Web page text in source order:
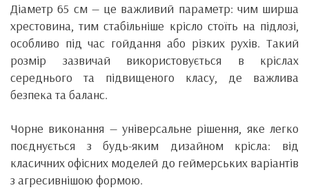
Діаметр 65 см — це важливий параметр: чим ширша
хрестовина, тим стабільніше крісло стоїть на підлозі,
особливо під час гойдання або різких рухів. Такий
розмір зазвичай використовується в кріслах
середнього та підвищеного класу, де важлива
безпека та баланс.
Чорне виконання — універсальне рішення, яке легко
поєднується з будь-яким дизайном крісла: від
класичних офісних моделей до геймерських варіантів
з агресивнішою формою.